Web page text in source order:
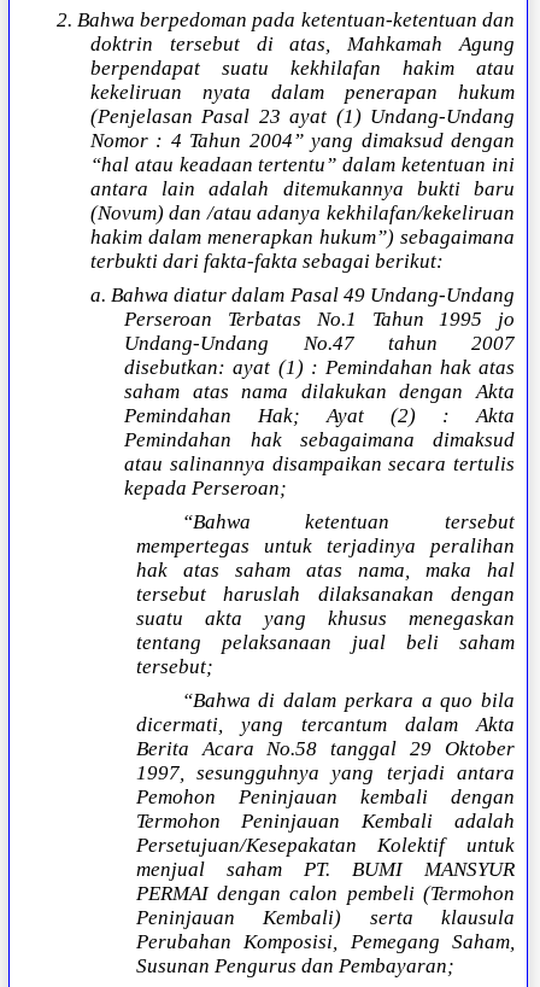
2. Bahwa berpedoman pada ketentuan-ketentuan dan
doktrin tersebut di atas, Mahkamah Agung
berpendapat suatu kekhilafan hakim atau
kekeliruan nyata dalam penerapan hukum
(Penjelasan Pasal 23 ayat (1) Undang-Undang
Nomor : 4 Tahun 2004” yang dimaksud dengan
“hal atau keadaan tertentu” dalam ketentuan ini
antara lain adalah ditemukannya bukti baru
(Novum) dan /atau adanya kekhilafan/kekeliruan
hakim dalam menerapkan hukum”) sebagaimana
terbukti dari fakta-fakta sebagai berikut:
a. Bahwa diatur dalam Pasal 49 Undang-Undang
Perseroan Terbatas No.1 Tahun 1995 jo
Undang-Undang No.47 tahun 2007
disebutkan: ayat (1) : Pemindahan hak atas
saham atas nama dilakukan dengan Akta
Pemindahan Hak; Ayat (2) : Akta
Pemindahan hak sebagaimana dimaksud
atau salinannya disampaikan secara tertulis
kepada Perseroan;
“Bahwa ketentuan tersebut
mempertegas untuk terjadinya peralihan
hak atas saham atas nama, maka hal
tersebut haruslah dilaksanakan dengan
suatu akta yang khusus menegaskan
tentang pelaksanaan jual beli saham
tersebut;
“Bahwa di dalam perkara a quo bila
dicermati, yang tercantum dalam Akta
Berita Acara No.58 tanggal 29 Oktober
1997, sesungguhnya yang terjadi antara
Pemohon Peninjauan kembali dengan
Termohon Peninjauan Kembali adalah
Persetujuan/Kesepakatan Kolektif untuk
menjual saham PT. BUMI MANSYUR
PERMAI dengan calon pembeli (Termohon
Peninjauan Kembali) serta klausula
Perubahan Komposisi, Pemegang Saham,
Susunan Pengurus dan Pembayaran;